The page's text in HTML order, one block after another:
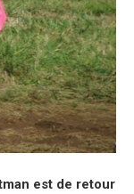
est de retour